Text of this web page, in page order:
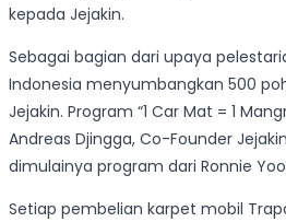
kepada Jejakin.
Sebagai bagian dari upaya
Indonesia menyumbangkan 500
Jejakin. Program “1 Car Mat = 1
Andreas Djingga, Co-Founder
dimulainya program dari Ronnie
Setiap pembelian karpet mobil